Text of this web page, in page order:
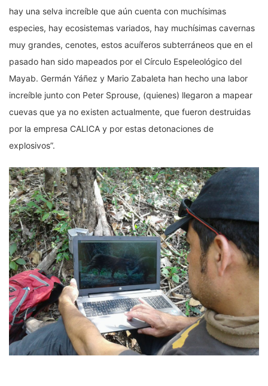
hay una selva increíble que aún cuenta con muchísimas
especies, hay ecosistemas variados, hay muchísimas cavernas
muy grandes, cenotes, estos acuíferos subterráneos que en el
pasado han sido mapeados por el Círculo Espeleológico del
Mayab. Germán Yáñez y Mario Zabaleta han hecho una labor
increíble junto con Peter Sprouse, (quienes) llegaron a mapear
cuevas que ya no existen actualmente, que fueron destruidas
por la empresa CALICA y por estas detonaciones de
explosivos”.